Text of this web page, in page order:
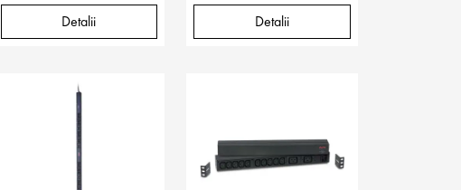
Detalii Detalii